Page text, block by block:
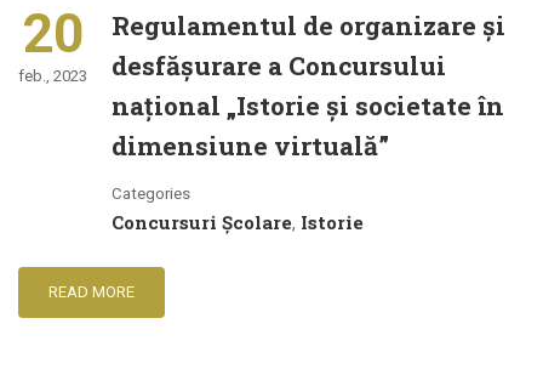
20
feb., 2023
Regulamentul de organizare şi
desfăşurare a Concursului
naţional „Istorie şi societate în
dimensiune virtuală”
Categories
Concursuri Școlare, Istorie
READ MORE